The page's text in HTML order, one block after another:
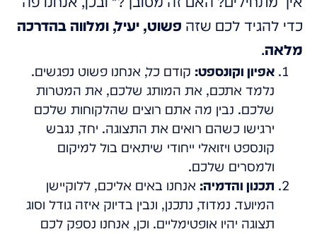
כדי להגיד לכם שזה פשוט, יעיל, ומלווה בהדרכה
מלאה.
אפיון וקונספט: קודם כל, אנחנו פשוט נפגשים.
נלמד אתכם, את המותג שלכם, את המטרות
שלכם. נבין מה אתם רוצים שהלקוחות שלכם
ירגישו כשהם רואים את התצוגה. יחד, נגבש
קונספט ויזואלי ייחודי שיתאים בול למיקום
ולמסרים שלכם.
תכנון והדמיה: אנחנו באים אליכם, ללוקיישן
המיועד. נמדוד, נתכנן, ונבין בדיוק איזה גודל וסוג
תצוגה יהיו אופטימליים. וכן, אנחנו נספק לכם